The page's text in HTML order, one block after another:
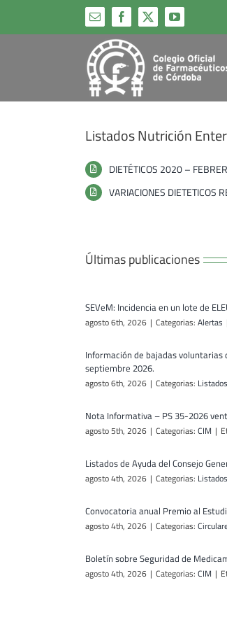
contenido
Correo
electrónico
Facebook
X YouTube
Listados Nutrición
DIETÉTICOS 2020 –
VARIACIONES DIETETICOS
Últimas publicaciones
SEVeM: Incidencia en un lote de
agosto 6th, 2026 | Categorias: Alertas
Información de bajadas voluntarias
septiembre 2026.
agosto 6th, 2026 | Categorias: Listados
Nota Informativa – PS 35-2026
agosto 5th, 2026 | Categorias: CIM |
Listados de Ayuda del Consejo
agosto 4th, 2026 | Categorias: Listados
Convocatoria anual Premio al
agosto 4th, 2026 | Categorias:
Boletín sobre Seguridad de
agosto 4th, 2026 | Categorias: CIM |